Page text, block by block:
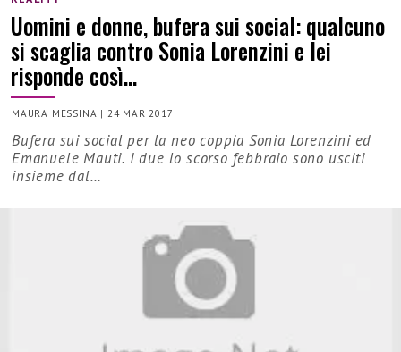
Uomini e donne, bufera sui social: qualcuno
si scaglia contro Sonia Lorenzini e lei
risponde così…
MAURA MESSINA | 24 MAR 2017
Bufera sui social per la neo coppia Sonia Lorenzini ed
Emanuele Mauti. I due lo scorso febbraio sono usciti
insieme dal…